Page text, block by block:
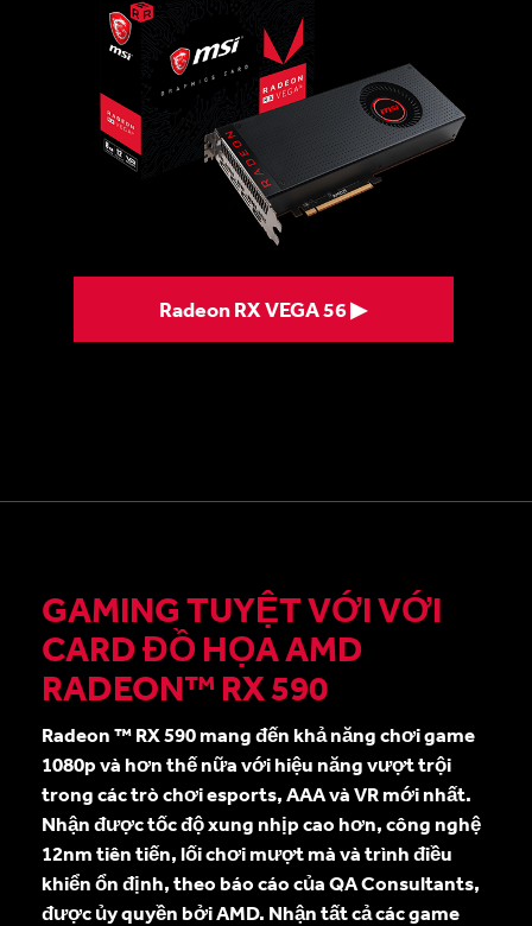
Radeon RX VEGA 56 ▶
GAMING TUYỆT VỚI VỚI
CARD ĐỒ HỌA AMD
RADEON™ RX 590
Radeon ™ RX 590 mang đến khả năng chơi game
1080p và hơn thế nữa với hiệu năng vượt trội
trong các trò chơi esports, AAA và VR mới nhất.
Nhận được tốc độ xung nhịp cao hơn, công nghệ
12nm tiên tiến, lối chơi mượt mà và trình điều
khiển ổn định, theo báo cáo của QA Consultants,
được ủy quyền bởi AMD. Nhận tất cả các game